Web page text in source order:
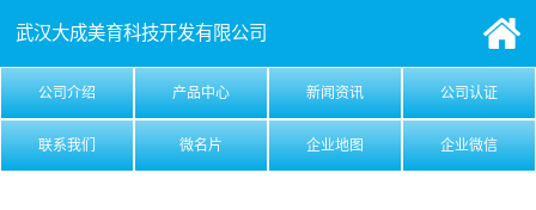
武汉大成美育科技开发有限公司
公司介绍 产品中心 新闻资讯 公司认证
联系我们 微名片 企业地图 企业微信